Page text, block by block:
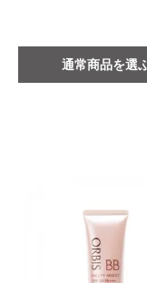
通常商品を選